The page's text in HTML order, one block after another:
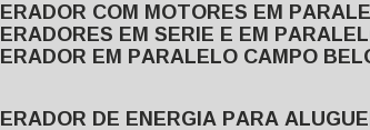
GERADOR COM MOTORES EM
GERADORES EM SERIE E EM
GERADOR EM PARALELO CAMPO
GERADOR DE ENERGIA PARA